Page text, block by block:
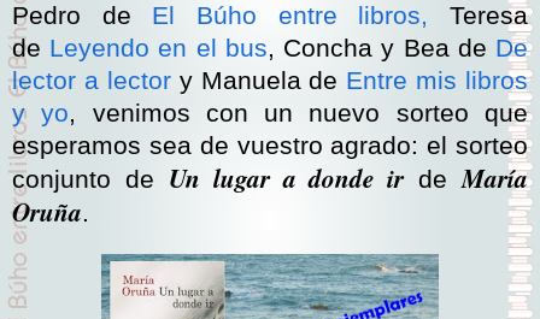
Pedro de El Búho entre libros, Teresa
de Leyendo en el bus, Concha y Bea de De
lector a lectory Manuela de Entre mis libros
y yo, venimos con un nuevo sorteo que
esperamos sea de vuestro agrado: el sorteo
conjunto de Un lugar a donde irdeMaría
Oruña.